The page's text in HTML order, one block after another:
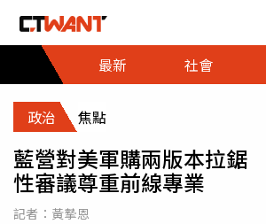
最新
社會
政治 焦點
藍營對美軍購兩版本拉
性審議尊重前線專業
記者： 黃摯恩